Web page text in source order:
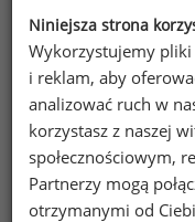
Niniejsza strona
Wykorzystujemy
i reklam, aby
analizować ruch w
korzystasz z naszej
społecznościowym,
Partnerzy mogą
otrzymanymi od